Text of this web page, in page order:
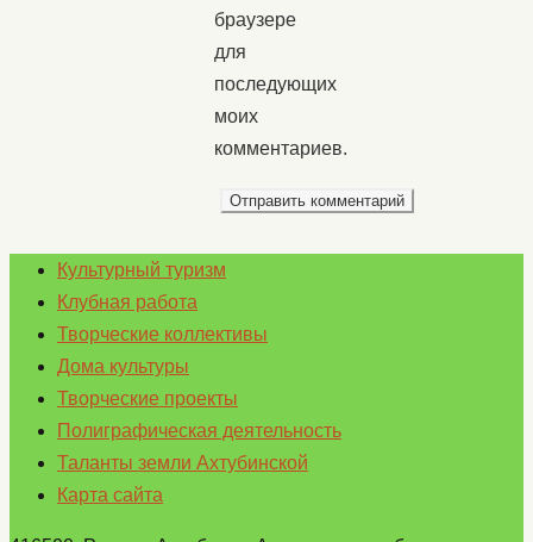
браузере
для
последующих
моих
комментариев.
Культурный туризм
Клубная работа
Творческие коллективы
Дома культуры
Творческие проекты
Полиграфическая деятельность
Таланты земли Ахтубинской
Карта сайта